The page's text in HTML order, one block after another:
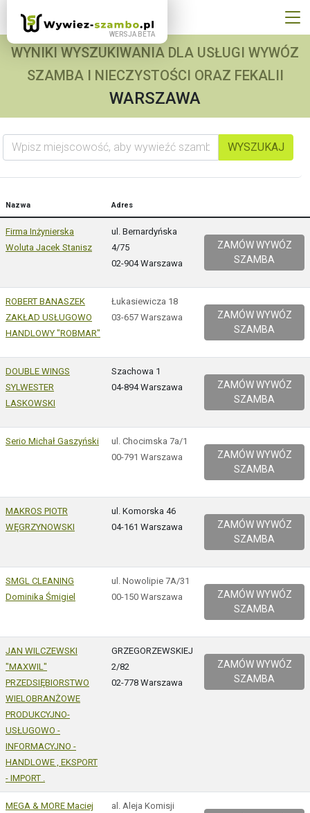
WYNIKI WYSZUKIWANIA DLA USŁUGI WYWÓZ
SZAMBA I NIECZYSTOŚCI ORAZ FEKALII
WARSZAWA
Wpisz miejscowość, aby wywieźć szambo
WYSZUKAJ
Nazwa Adres
Firma Inżynierska
Woluta Jacek Stanisz
ul. Bernardyńska
4/75
02-904 Warszawa
ZAMÓW WYWÓZ
SZAMBA
ROBERT BANASZEK
ZAKŁAD USŁUGOWO
HANDLOWY "ROBMAR"
Łukasiewicza 18
03-657 Warszawa
ZAMÓW WYWÓZ
SZAMBA
DOUBLE WINGS
SYLWESTER
LASKOWSKI
Szachowa 1
04-894 Warszawa
ZAMÓW WYWÓZ
SZAMBA
Serio Michał Gaszyński
ul. Chocimska 7a/1
00-791 Warszawa
ZAMÓW WYWÓZ
SZAMBA
MAKROS PIOTR
WĘGRZYNOWSKI
ul. Komorska 46
04-161 Warszawa
ZAMÓW WYWÓZ
SZAMBA
SMGL CLEANING
Dominika Śmigiel
ul. Nowolipie 7A/31
00-150 Warszawa
ZAMÓW WYWÓZ
SZAMBA
JAN WILCZEWSKI
"MAXWIL"
PRZEDSIĘBIORSTWO
WIELOBRANŻOWE
PRODUKCYJNO-
USŁUGOWO -
INFORMACYJNO -
HANDLOWE , EKSPORT
- IMPORT .
GRZEGORZEWSKIEJ
2/82
02-778 Warszawa
ZAMÓW WYWÓZ
SZAMBA
MEGA & MORE Maciej
al. Aleja Komisji